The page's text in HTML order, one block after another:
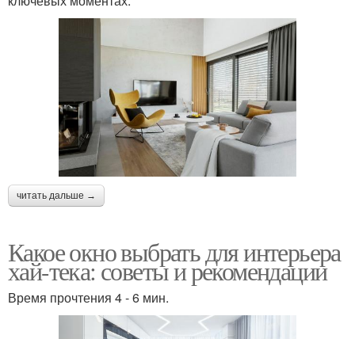
читать дальше →
Какое окно выбрать для интерьера
хай-тека: советы и рекомендации
Время прочтения 4 - 6 мин.